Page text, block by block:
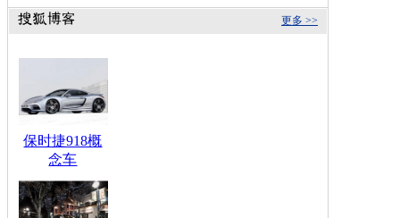
更多 >>
保时捷918概
念车